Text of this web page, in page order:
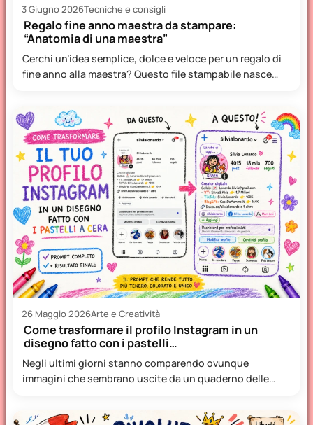
3 Giugno 2026Tecniche e consigli
Regalo fine anno maestra da stampare:
“Anatomia di una maestra”
Cerchi un’idea semplice, dolce e veloce per un regalo di
fine anno alla maestra? Questo file stampabile nasce…
26 Maggio 2026Arte e Creatività
Come trasformare il profilo Instagram in un
disegno fatto con i pastelli…
Negli ultimi giorni stanno comparendo ovunque
immagini che sembrano uscite da un quaderno delle